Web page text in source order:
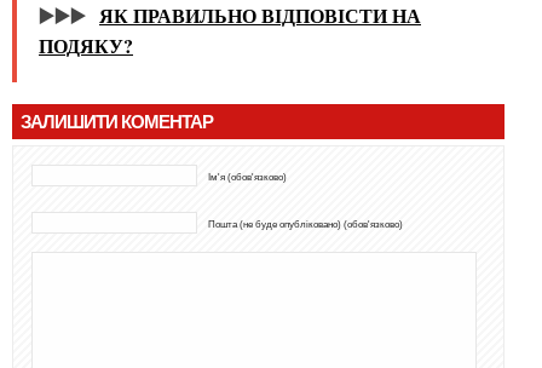
▶️▶️▶️ ЯК ПРАВИЛЬНО ВІДПОВІСТИ НА
ПОДЯКУ?
ЗАЛИШИТИ КОМЕНТАР
Ім'я (обов'язково)
Пошта (не буде опубліковано) (обов'язково)